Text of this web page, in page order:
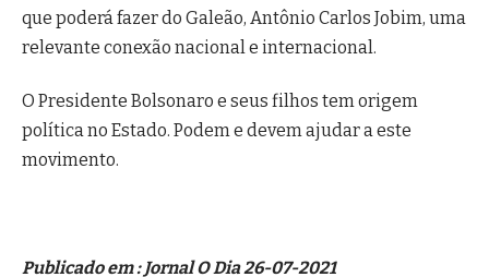
que poderá fazer do Galeão, Antônio Carlos Jobim, uma
relevante conexão nacional e internacional.
O Presidente Bolsonaro e seus filhos tem origem
política no Estado. Podem e devem ajudar a este
movimento.
Publicado em : Jornal O Dia 26-07-2021